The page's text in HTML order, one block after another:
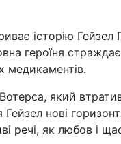
історію Гейзел
героїня страждає
медикаментів.
який
нові
речі, як любов і